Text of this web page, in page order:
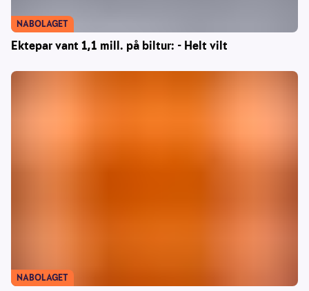
Ektepar vant 1,1 mill. på biltur: - Helt vilt
NABOLAGET
NABOLAGET